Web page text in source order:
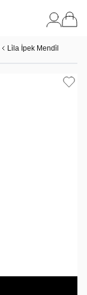
Li̇la İpek Mendi̇l